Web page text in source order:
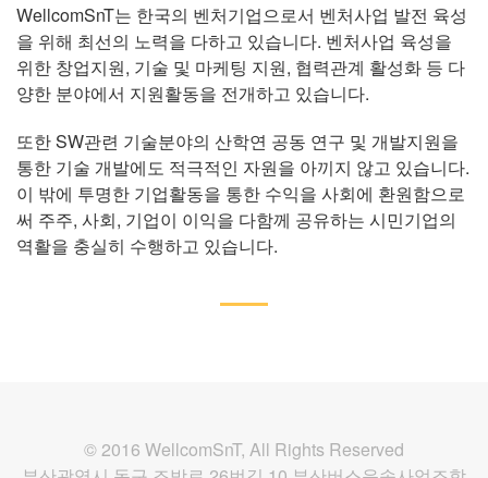
WellcomSnT는 한국의 벤처기업으로서 벤처사업 발전 육성
을 위해 최선의 노력을 다하고 있습니다. 벤처사업 육성을
위한 창업지원, 기술 및 마케팅 지원, 협력관계 활성화 등 다
양한 분야에서 지원활동을 전개하고 있습니다.
또한 SW관련 기술분야의 산학연 공동 연구 및 개발지원을
통한 기술 개발에도 적극적인 자원을 아끼지 않고 있습니다.
이 밖에 투명한 기업활동을 통한 수익을 사회에 환원함으로
써 주주, 사회, 기업이 이익을 다함께 공유하는 시민기업의
역활을 충실히 수행하고 있습니다.
© 2016 WellcomSnT, All Rights Reserved